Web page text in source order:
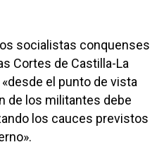
socialistas conquenses
Cortes de Castilla-La
el punto de vista
de los militantes debe
los cauces previstos